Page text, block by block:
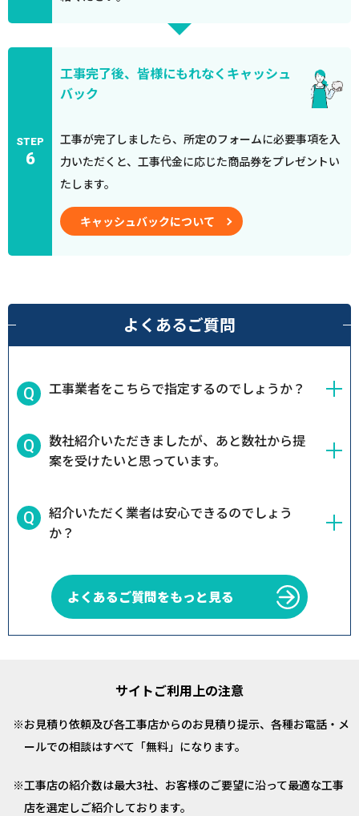
STEP
6
工事完了後、皆様にもれなくキャッシュ
バック
工事が完了しましたら、所定のフォームに必要事項を入
力いただくと、工事代金に応じた商品券をプレゼントい
たします。
キャッシュバックについて
よくあるご質問
工事業者をこちらで指定するのでしょうか？
数社紹介いただきましたが、あと数社から提
案を受けたいと思っています。
紹介いただく業者は安心できるのでしょう
か？
よくあるご質問をもっと見る
サイトご利用上の注意
お見積り依頼及び各工事店からのお見積り提示、各種お電話・メ
ールでの相談はすべて「無料」になります。
工事店の紹介数は最大3社、お客様のご要望に沿って最適な工事
店を選定しご紹介しております。